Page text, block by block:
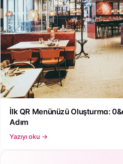
İlk QR Menünüzü Oluşturma:
Adım
Yazıyı oku →